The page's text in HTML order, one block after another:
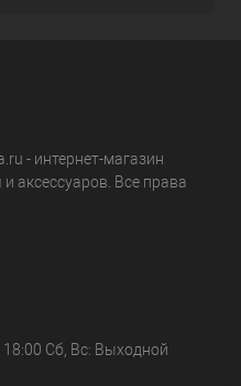
- интернет-магазин
аксессуаров. Все права
Сб, Вс: Выходной